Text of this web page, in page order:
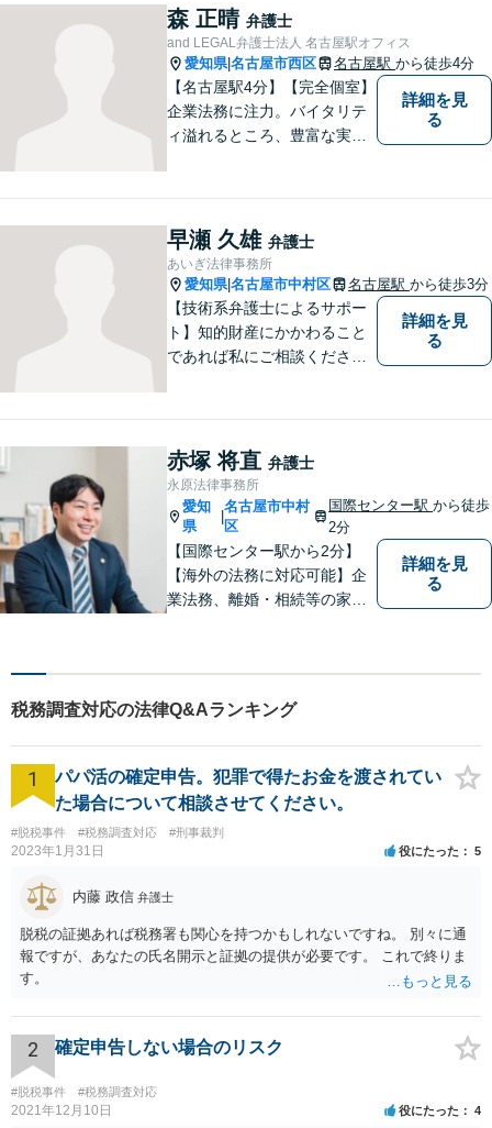
分かりやすい説明を心がけま
す。お気軽にご相談くださ
い！
森 正晴 弁護士
and LEGAL弁護士法人 名古屋駅オフィス
愛知県|名古屋市西区 名古屋駅 から徒歩4分
【名古屋駅4分】【完全個室】
企業法務に注力。バイタリテ
ィ溢れるところ、豊富な実
い。
詳細を見
る
早瀬 久雄 弁護士
あいぎ法律事務所
愛知県|名古屋市中村区 名古屋駅 から徒歩3分
【技術系弁護士によるサポー
ト】知的財産にかかわること
であれば私にご相談くださ
力でサポートいたします。
詳細を見
る
赤塚 将直 弁護士
永原法律事務所
愛知
県
名古屋市中村
区
国際センター駅から徒歩
2分
【国際センター駅から2分】
【海外の法務に対応可能】企
業法務、離婚・相続等の家事
の回復等の民事事件や刑事事
す。是非、ご相談をお待ちし
ております。
詳細を見
る
税務調査対応の法律Q&Aランキング
1
パパ活の確定申告。犯罪で得たお金を渡されてい
た場合について相談させてください。
#脱税事件 #税務調査対応 #刑事裁判
2023年1月31日 役にたった 5
内藤 政信 弁護士
脱税の証拠あれば税務署も関心を持つかもしれないですね。 別々に通
報ですが、あなたの氏名開示と証拠の提供が必要です。 これで終りま
す。
2 確定申告しない場合のリスク
#脱税事件 #税務調査対応
2021年12月10日 役にたった 4